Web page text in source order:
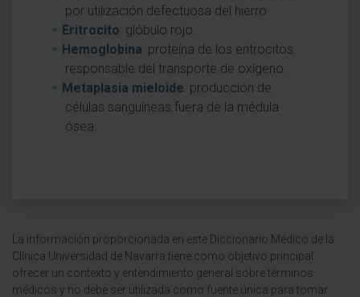
por utilización defectuosa del hierro.
Eritrocito: glóbulo rojo.
Hemoglobina: proteína de los eritrocitos
responsable del transporte de oxígeno.
Metaplasia mieloide: producción de
células sanguíneas fuera de la médula
ósea.
La información proporcionada en este Diccionario Médico de la
Clínica Universidad de Navarra tiene como objetivo principal
ofrecer un contexto y entendimiento general sobre términos
médicos y no debe ser utilizada como fuente única para tomar